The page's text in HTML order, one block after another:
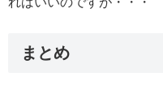
まとめ